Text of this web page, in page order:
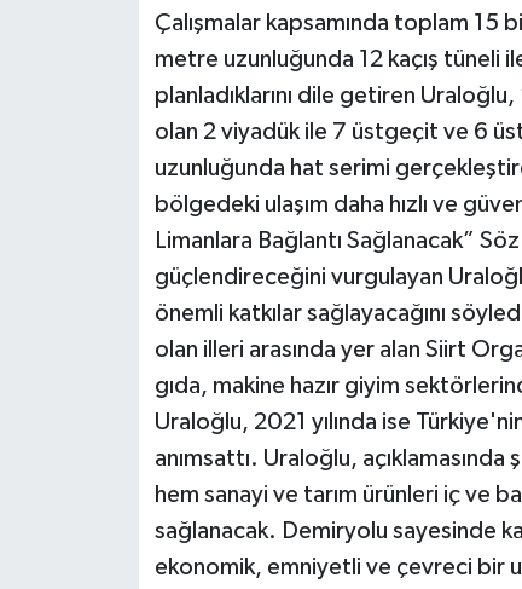
Çalışmalar kapsamında toplam
metre uzunluğunda 12 kaçış tüneli
planladıklarını dile getiren
olan 2 viyadük ile 7 üstgeçit ve 6
uzunluğunda hat serimi
bölgedeki ulaşım daha hızlı ve
Limanlara Bağlantı Sağlanacak”
güçlendireceğini vurgulayan
önemli katkılar sağlayacağını
olan illeri arasında yer alan Siirt
gıda, makine hazır giyim
Uraloğlu, 2021 yılında ise
anımsattı. Uraloğlu,
hem sanayi ve tarım ürünleri iç ve
sağlanacak. Demiryolu sayesinde
ekonomik, emniyetli ve çevreci bir